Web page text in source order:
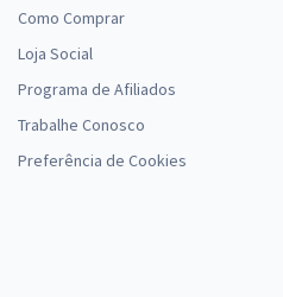
Como Comprar
Loja Social
Programa de Afiliados
Trabalhe Conosco
Preferência de Cookies